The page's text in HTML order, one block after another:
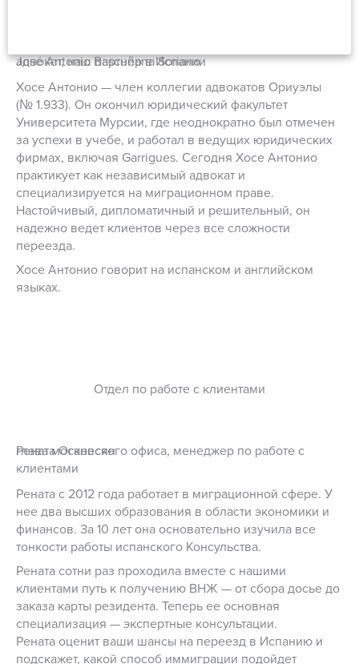
José Antonio Bascuñana Soriano
адвокат, наш партнер в Испании
Хосе Антонио — член коллегии адвокатов Ориуэлы
(№ 1.933). Он окончил юридический факультет
Университета Мурсии, где неоднократно был отмечен
за успехи в учебе, и работал в ведущих юридических
фирмах, включая Garrigues. Сегодня Хосе Антонио
практикует как независимый адвокат и
специализируется на миграционном праве.
Настойчивый, дипломатичный и решительный, он
надежно ведет клиентов через все сложности
переезда.
Хосе Антонио говорит на испанском и английском
языках.
Отдел по работе с клиентами
Рената Оганесян
глава московского офиса, менеджер по работе с
клиентами
Рената с 2012 года работает в миграционной сфере. У
нее два высших образования в области экономики и
финансов. За 10 лет она основательно изучила все
тонкости работы испанского Консульства.
Рената сотни раз проходила вместе с нашими
клиентами путь к получению ВНЖ — от сбора досье до
заказа карты резидента. Теперь ее основная
специализация — экспертные консультации.
Рената оценит ваши шансы на переезд в Испанию и
подскажет, какой способ иммиграции подойдет